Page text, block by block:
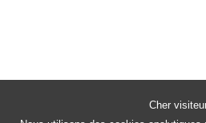
Cher